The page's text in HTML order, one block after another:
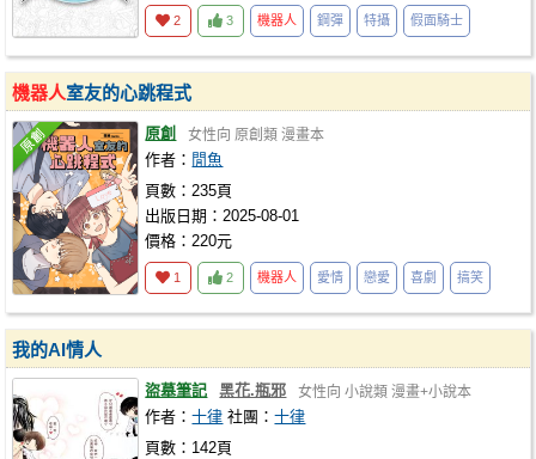
2 3 機器人 鋼彈 特攝 假面騎士
機器人室友的心跳程式
原創 女性向 原創類 漫畫本
作者： 閒魚
頁數：235頁
出版日期：2025-08-01
價格：220元
1 2 機器人 愛情 戀愛 喜劇 搞笑
我的AI情人
盜墓筆記 黑花.瓶邪 女性向 小說類 漫畫+小說本
作者：十律 社團：十律
頁數：142頁